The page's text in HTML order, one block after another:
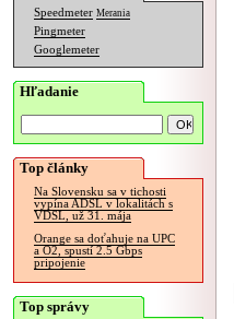
Speedmeter Merania
Pingmeter
Googlemeter
Hľadanie
Top články
Na Slovensku sa v tichosti
vypína ADSL v lokalitách s
VDSL, už 31. mája
Orange sa doťahuje na UPC
a O2, spustí 2.5 Gbps
pripojenie
Top správy